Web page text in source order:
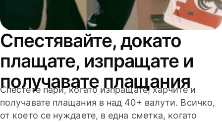
Спестявайте, докато
плащате, изпращате и
получавате плащания
Спестете пари, когато изпращате, харчите и
получавате плащания в над 40+ валути. Всичко,
от което се нуждаете, в една сметка, когато